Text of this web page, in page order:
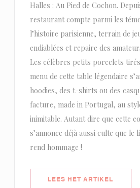
Halles : Au Pied de Cochon.
restaurant compte parmi les
l’histoire parisienne, terrain de
endiablées et repaire des
Les célèbres petits porcelets
menu de cette table légendaire
hoodies, des t-shirts ou des
facture, made in Portugal, au
inimitable. Autant dire que cette
s’annonce déjà aussi culte que le
rend hommage !
LEES HET ARTIKEL